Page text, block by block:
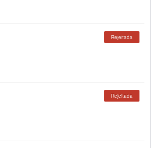
Rejeitada
Rejeitada